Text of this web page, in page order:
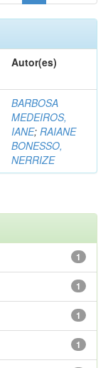
Autor(es)
BARBOSA
MEDEIROS,
IANE; RAIANE
BONESSO,
NERRIZE
1
1
1
1